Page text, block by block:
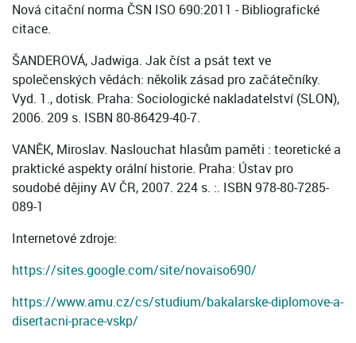
Nová citační norma ČSN ISO 690:2011 - Bibliografické
citace.
ŠANDEROVÁ, Jadwiga. Jak číst a psát text ve
společenských vědách: několik zásad pro začátečníky.
Vyd. 1., dotisk. Praha: Sociologické nakladatelství (SLON),
2006. 209 s. ISBN 80-86429-40-7.
VANĚK, Miroslav. Naslouchat hlasům paměti : teoretické a
praktické aspekty orální historie. Praha: Ústav pro
soudobé dějiny AV ČR, 2007. 224 s. :. ISBN 978-80-7285-
089-1
Internetové zdroje:
https://sites.google.com/site/novaiso690/
https://www.amu.cz/cs/studium/bakalarske-diplomove-a-
disertacni-prace-vskp/